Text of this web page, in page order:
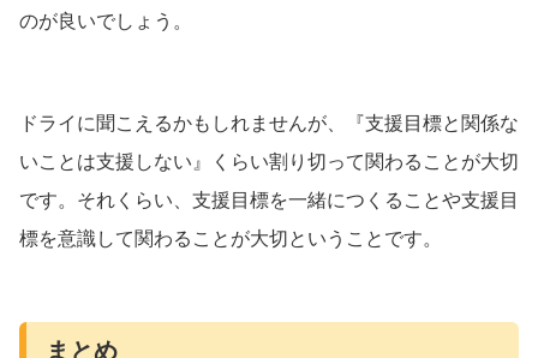
のが良いでしょう。
ドライに聞こえるかもしれませんが、『支援目標と関係な
いことは支援しない』くらい割り切って関わることが大切
です。それくらい、支援目標を一緒につくることや支援目
標を意識して関わることが大切ということです。
まとめ